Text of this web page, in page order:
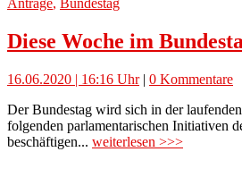
Anträge, Bundestag
Diese Woche im
16.06.2020 | 16:16 Uhr| 0 Kommentare
Der Bundestag wird sich in der
folgenden parlamentarischen Initiativen
beschäftigen... weiterlesen >>>